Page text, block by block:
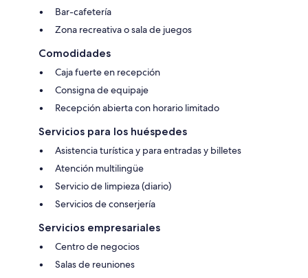
Bar-cafetería
Zona recreativa o sala de juegos
Comodidades
Caja fuerte en recepción
Consigna de equipaje
Recepción abierta con horario limitado
Servicios para los huéspedes
Asistencia turística y para entradas y billetes
Atención multilingüe
Servicio de limpieza (diario)
Servicios de conserjería
Servicios empresariales
Centro de negocios
Salas de reuniones